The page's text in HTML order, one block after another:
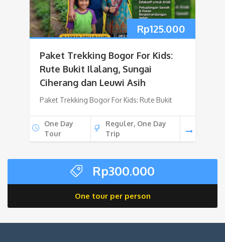
Rp125.000
Paket Trekking Bogor For Kids:
Rute Bukit Ilalang, Sungai
Ciherang dan Leuwi Asih
Paket Trekking Bogor For Kids: Rute Bukit
One Day
Tour
Reguler, One Day
Trip
Rp300.000
One tour per person